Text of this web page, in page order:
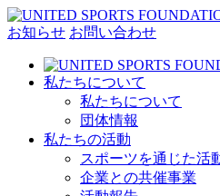
お知らせ お問い合わせ
私たちについて
私たちについて
団体情報
私たちの活動
スポーツを通じた活
企業との共催事業